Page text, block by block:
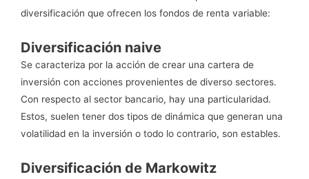
diversificación que ofrecen los fondos de renta variable:
Diversificación naive
Se caracteriza por la acción de crear una cartera de
inversión con acciones provenientes de diverso sectores.
Con respecto al sector bancario, hay una particularidad.
Estos, suelen tener dos tipos de dinámica que generan una
volatilidad en la inversión o todo lo contrario, son estables.
Diversificación de Markowitz